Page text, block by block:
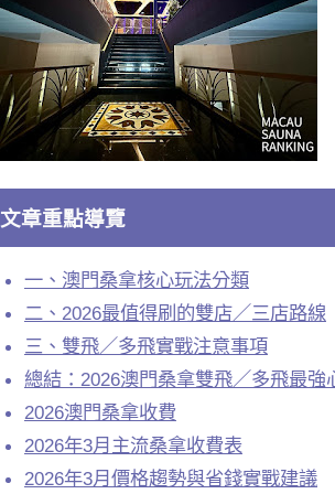
文章重點導覽
一、澳門桑拿核心玩法分類
二、2026最值得刷的雙店／三店路線
三、雙飛／多飛實戰注意事項
總結：2026澳門桑拿雙飛／多飛最強
2026澳門桑拿收費
2026年3月主流桑拿收費表
2026年3月價格趨勢與省錢實戰建議